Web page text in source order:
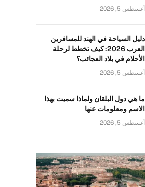
أغسطس 5, 2026
دليل السياحة في الهند للمسافرين
العرب 2026: كيف تخطط لرحلة
الأحلام في بلاد العجائب؟
أغسطس 5, 2026
ما هي دول البلقان ولماذا سميت بهذا
الاسم ومعلومات عنها
أغسطس 5, 2026